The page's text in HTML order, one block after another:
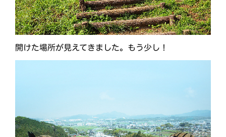
開けた場所が見えてきました。もう少し！